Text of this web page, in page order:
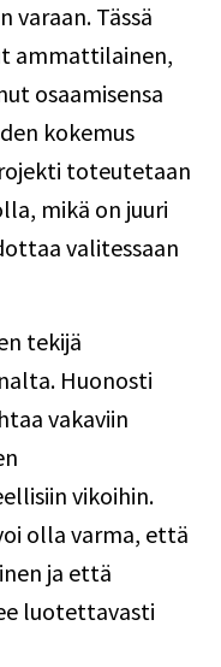
varaan. Tässä
ammattilainen,
osaamisensa
kokemus
toteutetaan
mikä on juuri
valitessaan
tekijä
Huonosti
vakaviin
vikoihin.
olla varma, että
ja että
luotettavasti